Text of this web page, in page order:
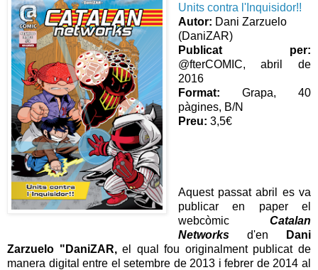
Units contra l'Inquisidor!!
Autor: Dani Zarzuelo
(DaniZAR)
Publicat per:
@fterCOMIC, abril de
2016
Format: Grapa, 40
pàgines, B/N
Preu: 3,5€
Aquest passat abril es va
publicar en paper el
webcòmic Catalan
Networksd'en
Dani
Zarzuelo "DaniZAR,el qual fou originalment publicat de
manera digital entre el setembre de 2013 i febrer de 2014 al